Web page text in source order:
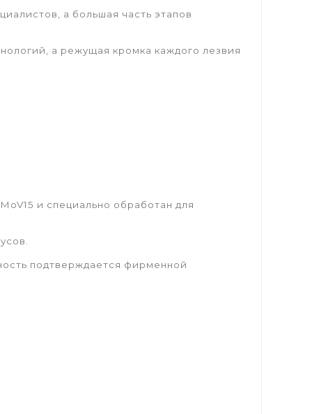
а большая часть этапов
а режущая кромка каждого лезвия
и специально обработан для
подтверждается фирменной